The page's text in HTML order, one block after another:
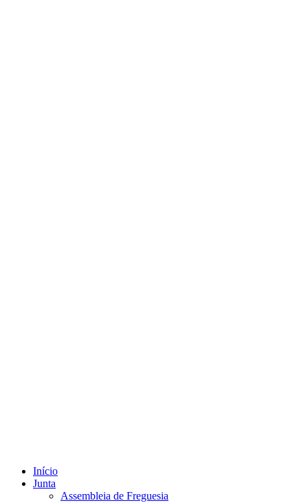
Início
Junta
Assembleia de Freguesia